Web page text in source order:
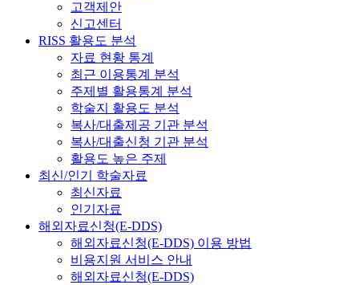
고객제안
신고센터
RISS 활용도 분석
자료 현황 통계
최근 이용통계 분석
주제별 활용통계 분석
학술지 활용도 분석
복사/대출제공 기관 분석
복사/대출신청 기관 분석
활용도 높은 주제
최신/인기 학술자료
최신자료
인기자료
해외자료신청(E-DDS)
해외자료신청(E-DDS) 이용 방법
비용지원 서비스 안내
해외자료신청(E-DDS)